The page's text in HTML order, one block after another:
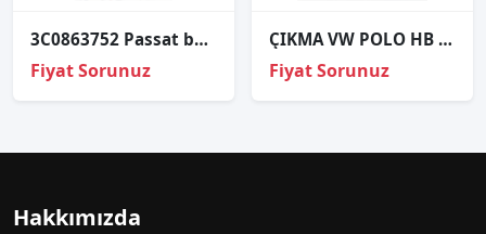
3C0863752 Passat b7 sağ ön iç tesisat kaplaması
Fiyat Sorunuz
ÇIKMA VW POLO HB FAR ANAHTARI
Fiyat Sorunuz
Hakkımızda